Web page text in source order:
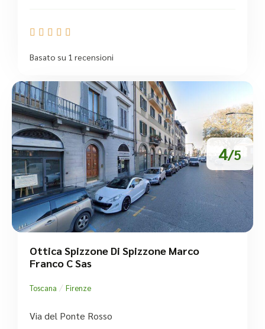
    
Basato su 1 recensioni
4/5
Ottica Spizzone Di Spizzone Marco
Franco C Sas
Toscana / Firenze
Via del Ponte Rosso